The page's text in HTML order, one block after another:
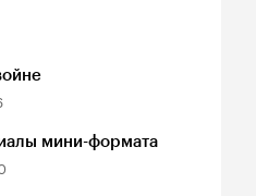
мини-формата